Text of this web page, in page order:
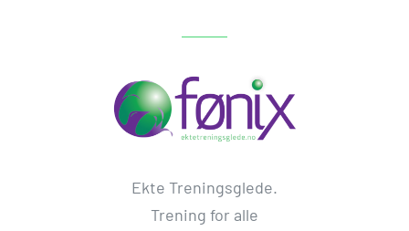
Ekte Treningsglede.
Trening for alle